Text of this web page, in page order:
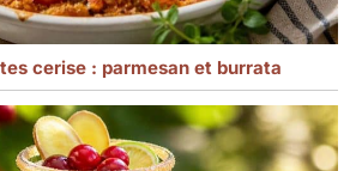
cerise : parmesan et burrata